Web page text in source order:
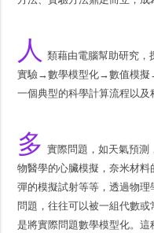
人
類藉由電腦幫助研究，
實驗→數學模型化→數值模擬
一個典型的科學計算流程以及
多 實際問題，如天氣預測
物醫學的心臟模擬，奈米材
彈的模擬試射等等，透過物
問題，往往可以被一組代數
是將實際問題數學模型化。